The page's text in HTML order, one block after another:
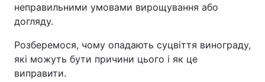
неправильними умовами вирощування або
догляду.
Розберемося, чому опадають суцвіття винограду,
які можуть бути причини цього і як це
виправити.